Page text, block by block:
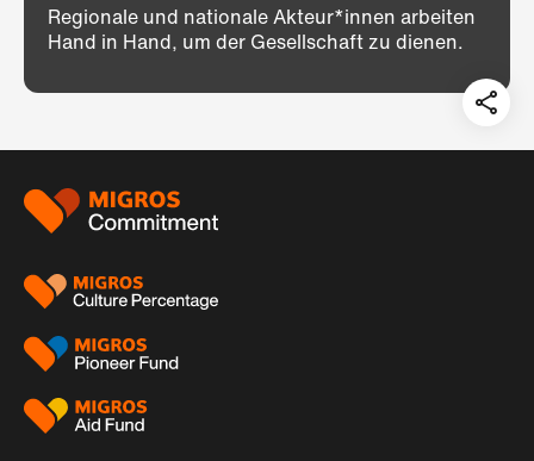
Regionale und nationale Akteur*innen arbeiten
Hand in Hand, um der Gesellschaft zu dienen.
auf:
Footer